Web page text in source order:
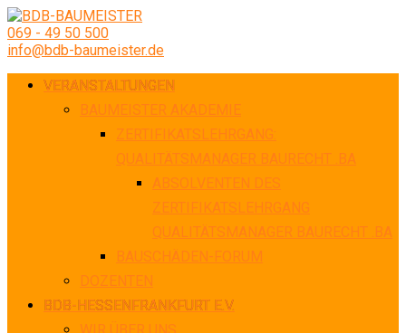
069 - 49 50 500
info@bdb-baumeister.de
VERANSTALTUNGEN
BAUMEISTER AKADEMIE
ZERTIFIKATSLEHRGANG:
QUALITÄTSMANAGER BAURECHT .BA
ABSOLVENTEN DES
ZERTIFIKATSLEHRGANG
QUALITÄTSMANAGER BAURECHT .BA
BAUSCHÄDEN-FORUM
DOZENTEN
BDB-HESSENFRANKFURT E.V.